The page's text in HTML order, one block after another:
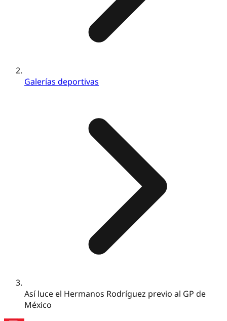
Galerías deportivas
Así luce el Hermanos Rodríguez previo al GP de
México